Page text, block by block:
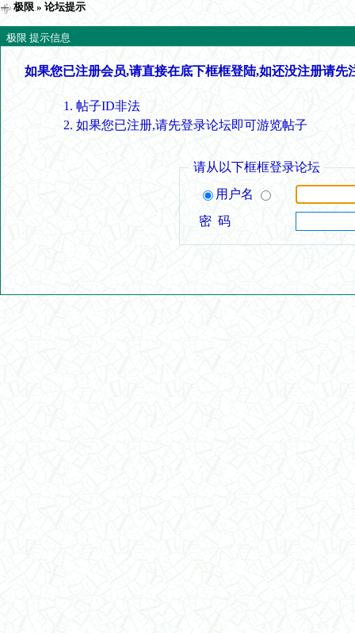
极限 » 论坛提示
极限 提示信息
如果您已注册会员,请直接在底下框框登陆,如还没注册请先
帖子ID非法
如果您已注册,请先登录论坛即可游览帖子
请从以下框框登录论坛
用户名
密 码